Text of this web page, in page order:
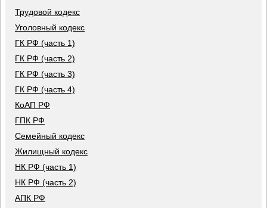
Трудовой кодекс
Уголовный кодекс
ГК РФ (часть 1)
ГК РФ (часть 2)
ГК РФ (часть 3)
ГК РФ (часть 4)
КоАП РФ
ГПК РФ
Семейный кодекс
Жилищный кодекс
НК РФ (часть 1)
НК РФ (часть 2)
АПК РФ